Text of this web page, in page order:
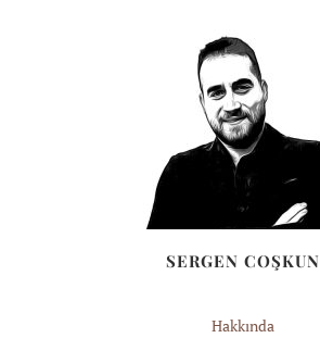
SERGEN COŞKUN
Hakkında